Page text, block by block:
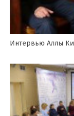
Интервью Аллы